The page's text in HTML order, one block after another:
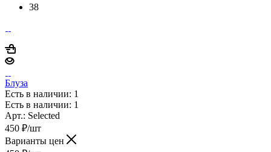
38
Блуза
Есть в наличии: 1
Есть в наличии: 1
Арт.: Selected
450 ₽/шт
Варианты цен